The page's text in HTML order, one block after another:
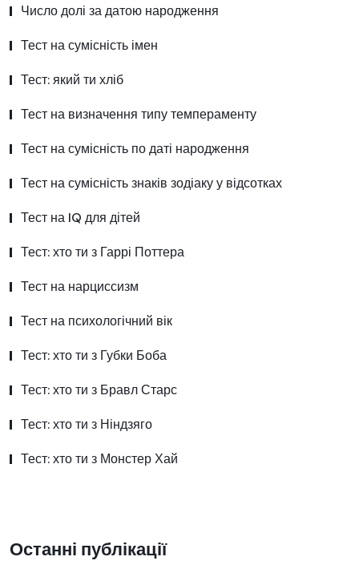
Число долі за датою народження
Тест на сумісність імен
Тест: який ти хліб
Тест на визначення типу темпераменту
Тест на сумісність по даті народження
Тест на сумісність знаків зодіаку у відсотках
Тест на IQ для дітей
Тест: хто ти з Гаррі Поттера
Тест на нарциссизм
Тест на психологічний вік
Тест: хто ти з Губки Боба
Тест: хто ти з Бравл Старс
Тест: хто ти з Ніндзяго
Тест: хто ти з Монстер Хай
Останні публікації